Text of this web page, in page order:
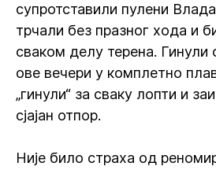
супротставили пулени
трчали без празног хода и
сваком делу терена. Гинули
ове вечери у комплетно
„гинули“ за сваку лопти и
сјајан отпор.
Није било страха од